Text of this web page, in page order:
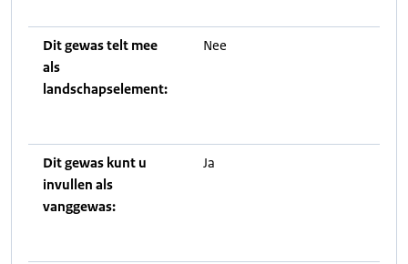
Dit gewas telt mee
als
landschapselement:
Nee
Dit gewas kunt u
invullen als
vanggewas:
Ja